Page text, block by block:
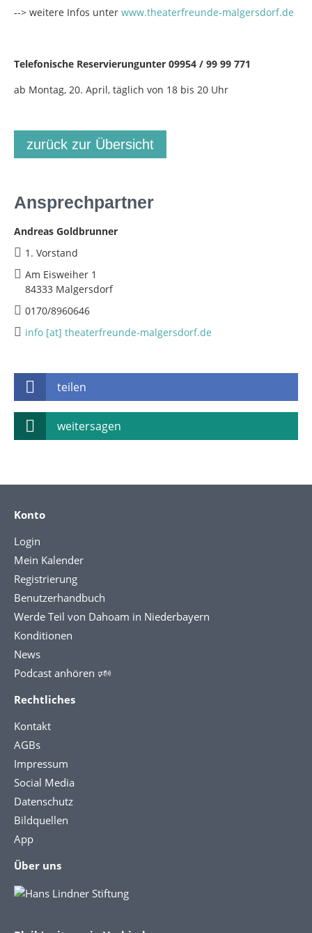
--> weitere Infos unter www.theaterfreunde-malgersdorf.de
Telefonische Reservierungunter 09954 / 99 99 771
ab Montag, 20. April, täglich von 18 bis 20 Uhr
zurück zur Übersicht
Ansprechpartner
Andreas Goldbrunner
1. Vorstand
Am Eisweiher 1
84333 Malgersdorf
0170/8960646
info [at] theaterfreunde-malgersdorf.de
teilen
weitersagen
Konto
Login
Mein Kalender
Registrierung
Benutzerhandbuch
Werde Teil von Dahoam in Niederbayern
Konditionen
News
Podcast anhören 🕬
Rechtliches
Kontakt
AGBs
Impressum
Social Media
Datenschutz
Bildquellen
App
Über uns